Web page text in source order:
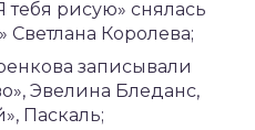
рисую» снялась
Королева;
записывали
Эвелина Бледанс,
Паскаль;